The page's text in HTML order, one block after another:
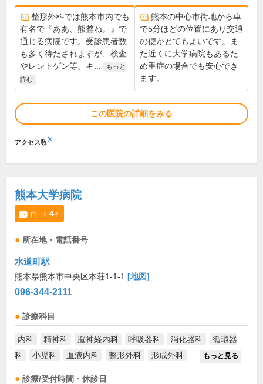
整形外科では熊本市内でも
有名で『ああ、熊整ね。』で
通じる病院です。受診患者数
も多く待たされますが、検査
やレントゲン等、キ...
もっと
読む
熊本の中心市街地から車
で5分ほどの位置にあり交通
の便がとてもよいです。ま
た近くに大学病院もあるた
め重症の場合でも安心でき
ます。
この医院の詳細をみる
アクセス数※
熊本大学病院
口コミ 4件
所在地・電話番号
水道町駅
熊本県熊本市中央区本荘1-1-1 [地図]
096-344-2111
診療科目
内科 精神科 脳神経内科 呼吸器科 消化器科
循環器
科
小児科 血液内科 整形外科 形成外科 もっと見る
診療/受付時間・休診日